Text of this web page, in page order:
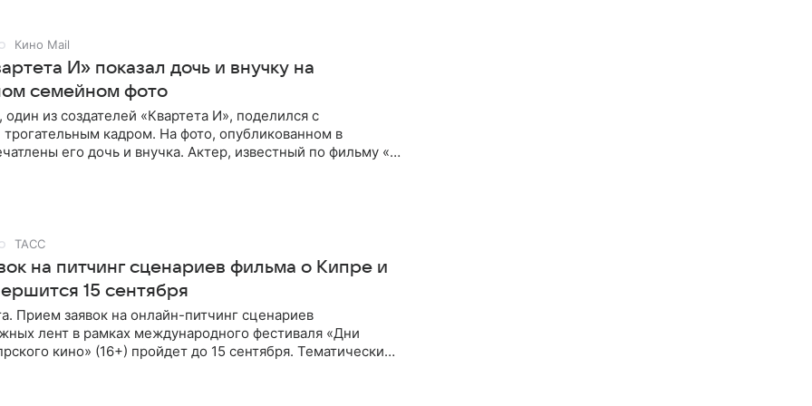
Кино Mail
И» показал дочь и внучку на
семейном фото
из создателей «Квартета И», поделился с
кадром. На фото, опубликованном в
его дочь и внучка. Актер, известный по фильму «О
ТАСС
на питчинг сценариев фильма о Кипре и
15 сентября
Прием заявок на онлайн-питчинг сценариев
лент в рамках международного фестиваля «Дни
кино» (16+) пройдет до 15 сентября. Тематически